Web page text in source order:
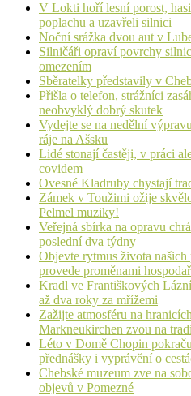
V Lokti hoří lesní porost,
poplachu a uzavřeli silnici
Noční srážka dvou aut v
Silničáři opraví povrchy
omezením
Sběratelky představily v
Přišla o telefon, strážníci
neobvyklý dobrý skutek
Vydejte se na nedělní
ráje na Ašsku
Lidé stonají častěji, v práci
covidem
Ovesné Kladruby chystají
Zámek v Toužimi ožije
Pelmel muziky!
Veřejná sbírka na opravu
poslední dva týdny
Objevte rytmus života
provede proměnami
Kradl ve Františkových
až dva roky za mřížemi
Zažijte atmosféru na
Markneukirchen zvou na
Léto v Domě Chopin
přednášky i vyprávění o
Chebské muzeum zve na
objevů v Pomezné